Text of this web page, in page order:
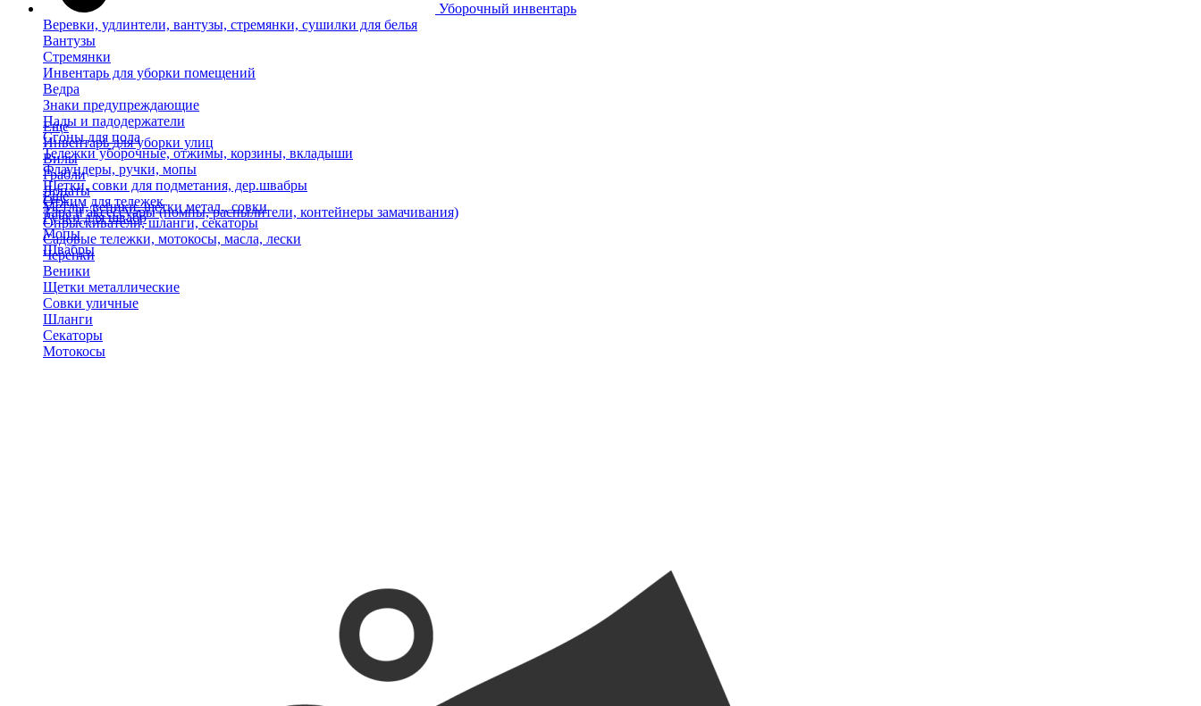
Уборочный инвентарь
Веревки, удлинтели, вантузы, стремянки, сушилки для белья
Вантузы
Стремянки
Инвентарь для уборки помещений
Ведра
Знаки предупреждающие
Пады и падодержатели
Сгоны для пола
Тележки уборочные, отжимы, корзины, вкладыши
Флаундеры, ручки, мопы
Щетки, совки для подметания, дер.швабры
Отжим для тележек
Ручки для швабр
Мопы
Швабры
Еще
Инвентарь для уборки улиц
Вилы
Грабли
Лопаты
Метлы, веники, щетки метал., совки
Опрыскиватели, шланги, секаторы
Садовые тележки, мотокосы, масла, лески
Черенки
Веники
Щетки металлические
Совки уличные
Шланги
Секаторы
Мотокосы
Еще
Тара и аксессуары (помпы, распылители, контейнеры замачивания)